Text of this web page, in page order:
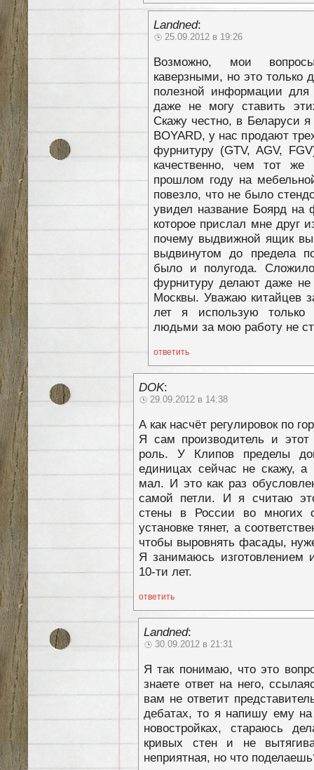
Landned:
25.09.2012 в 19:26
Возможно, мои
каверзными, но это только
полезной информации для
даже не могу ставить
Скажу честно, в Беларуси
BOYARD, у нас продают
фурнитуру (GTV, AGV,
качественно, чем тот
прошлом году на
повезло, что не было
увидел название Боярд
которое прислал мне друг
почему выдвижной ящик
выдвинутом до предела
было и полугода.
фурнитуру делают даже
Москвы. Уважаю китайцев
лет я использую
людьми за мою работу не
ответить
DOK:
29.09.2012 в 14:38
А как насчёт регулировок по
Я сам производитель и этот
роль. У Клипов пределы
единицах сейчас не скажу,
мал. И это как раз
самой петли. И я считаю
стены в России во многих
установке тянет, а
чтобы выровнять фасады,
Я занимаюсь изготовлением
10-ти лет.
ответить
Landned:
30.09.2012 в 21:31
Я так понимаю, что это
знаете ответ на него,
вам не ответит
дебатах, то я напишу ему
новостройках, стараюсь
кривых стен и не
неприятная, но что